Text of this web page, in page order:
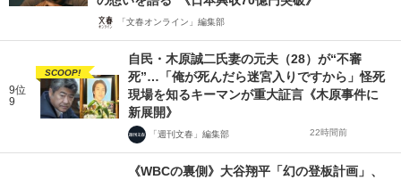
「文春オンライン」編集部
9位
9
SCOOP!
自民・木原誠二氏妻の元夫（28）が“不審
死”…「俺が死んだら迷宮入りですから」怪死
現場を知るキーマンが重大証言《木原事件に
新展開》
「週刊文春」編集部 22時間前
《WBCの裏側》大谷翔平「幻の登板計画」、